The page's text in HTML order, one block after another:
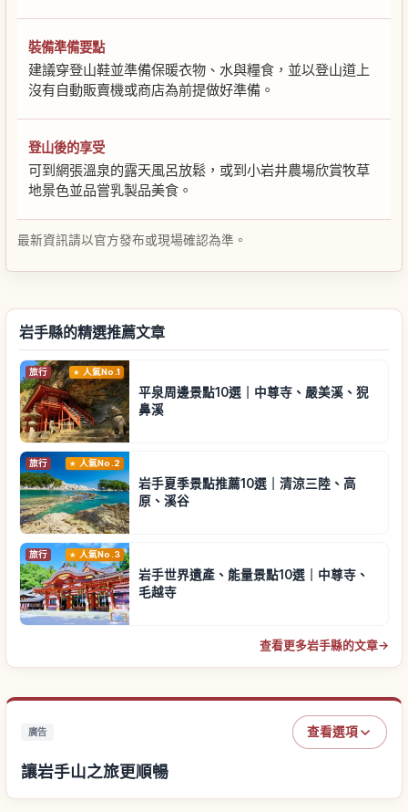
裝備準備要點
建議穿登山鞋並準備保暖衣物、水與糧食，並以登山道上
沒有自動販賣機或商店為前提做好準備。
登山後的享受
可到網張溫泉的露天風呂放鬆，或到小岩井農場欣賞牧草
地景色並品嘗乳製品美食。
最新資訊請以官方發布或現場確認為準。
岩手縣的精選推薦文章
旅行 人氣No.1
平泉周邊景點10選｜中尊寺、嚴美溪、猊
鼻溪
旅行 人氣No.2
岩手夏季景點推薦10選｜清涼三陸、高
原、溪谷
旅行 人氣No.3
岩手世界遺產、能量景點10選｜中尊寺、
毛越寺
查看更多岩手縣的文章→
廣告 查看選項
讓岩手山之旅更順暢